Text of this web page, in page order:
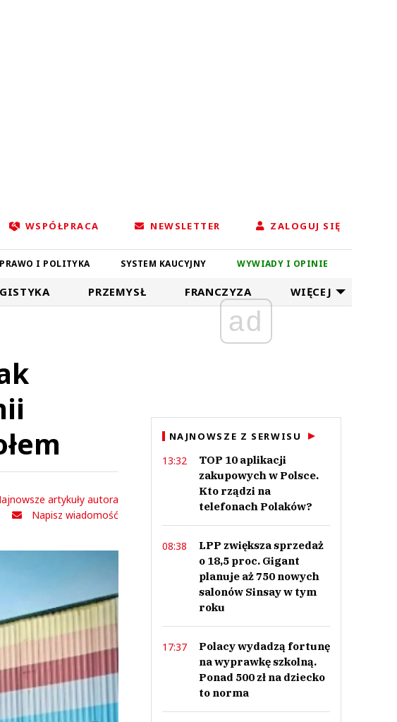
WSPÓŁPRACA NEWSLETTER ZALOGUJ SIĘ
PRAWO I POLITYKA SYSTEM KAUCYJNY WYWIADY I OPINIE
PRZEMYSŁ FRANCZYZA WIĘCEJ
artykuły autora
Napisz wiadomość
ad
NAJNOWSZE Z SERWISU
13:32
TOP 10 aplikacji
zakupowych w Polsce.
Kto rządzi na
telefonach Polaków?
08:38
LPP zwiększa sprzedaż
o 18,5 proc. Gigant
planuje aż 750 nowych
salonów Sinsay w tym
roku
17:37
Polacy wydadzą fortunę
na wyprawkę szkolną.
Ponad 500 zł na dziecko
to norma